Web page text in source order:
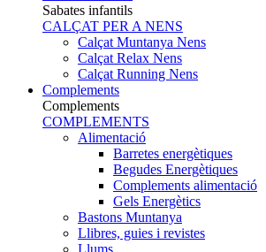
Sabates infantils
CALÇAT PER A NENS
Calçat Muntanya Nens
Calçat Relax Nens
Calçat Running Nens
Complements
Complements
COMPLEMENTS
Alimentació
Barretes energètiques
Begudes Energètiques
Complements alimentació
Gels Energètics
Bastons Muntanya
Llibres, guies i revistes
Llums